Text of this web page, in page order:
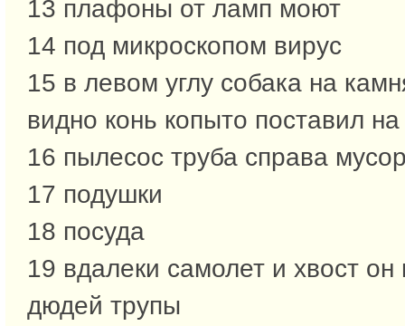
13 плафоны от ламп моют
14 под микроскопом вирус
15 в левом углу собака на
видно конь копыто поставил
16 пылесос труба справа
17 подушки
18 посуда
19 вдалеки самолет и хвост он
дюдей трупы